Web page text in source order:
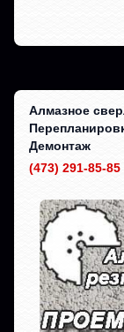
Алмазное
Демонтаж
(473) 291-85-85